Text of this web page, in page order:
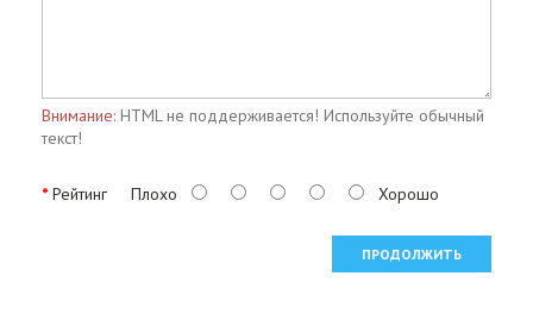
Внимание: HTML не поддерживается! Используйте обычный
текст!
Рейтинг Плохо Хорошо
ПРОДОЛЖИТЬ